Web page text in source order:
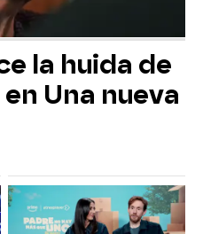
la huida de
Una nueva